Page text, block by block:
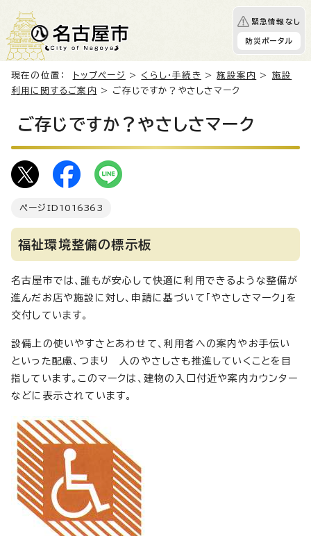
緊急情報なし
防災ポータル
現在の位置： トップページ > くらし・手続き >施設案内 > 施設
利用に関するご案内
> ご存じですか？やさしさマーク
ご存じですか？やさしさマーク
ページID 1016363
福祉環境整備の標示板
名古屋市では、誰もが安心して快適に利用できるような整備が
進んだお店や施設に対し、申請に基づいて「やさしさマーク」を
交付しています。
設備上の使いやすさとあわせて、利用者への案内やお手伝い
といった配慮、つまり 人のやさしさも推進していくことを目
指しています。このマークは、建物の入口付近や案内カウンター
などに表示されています。